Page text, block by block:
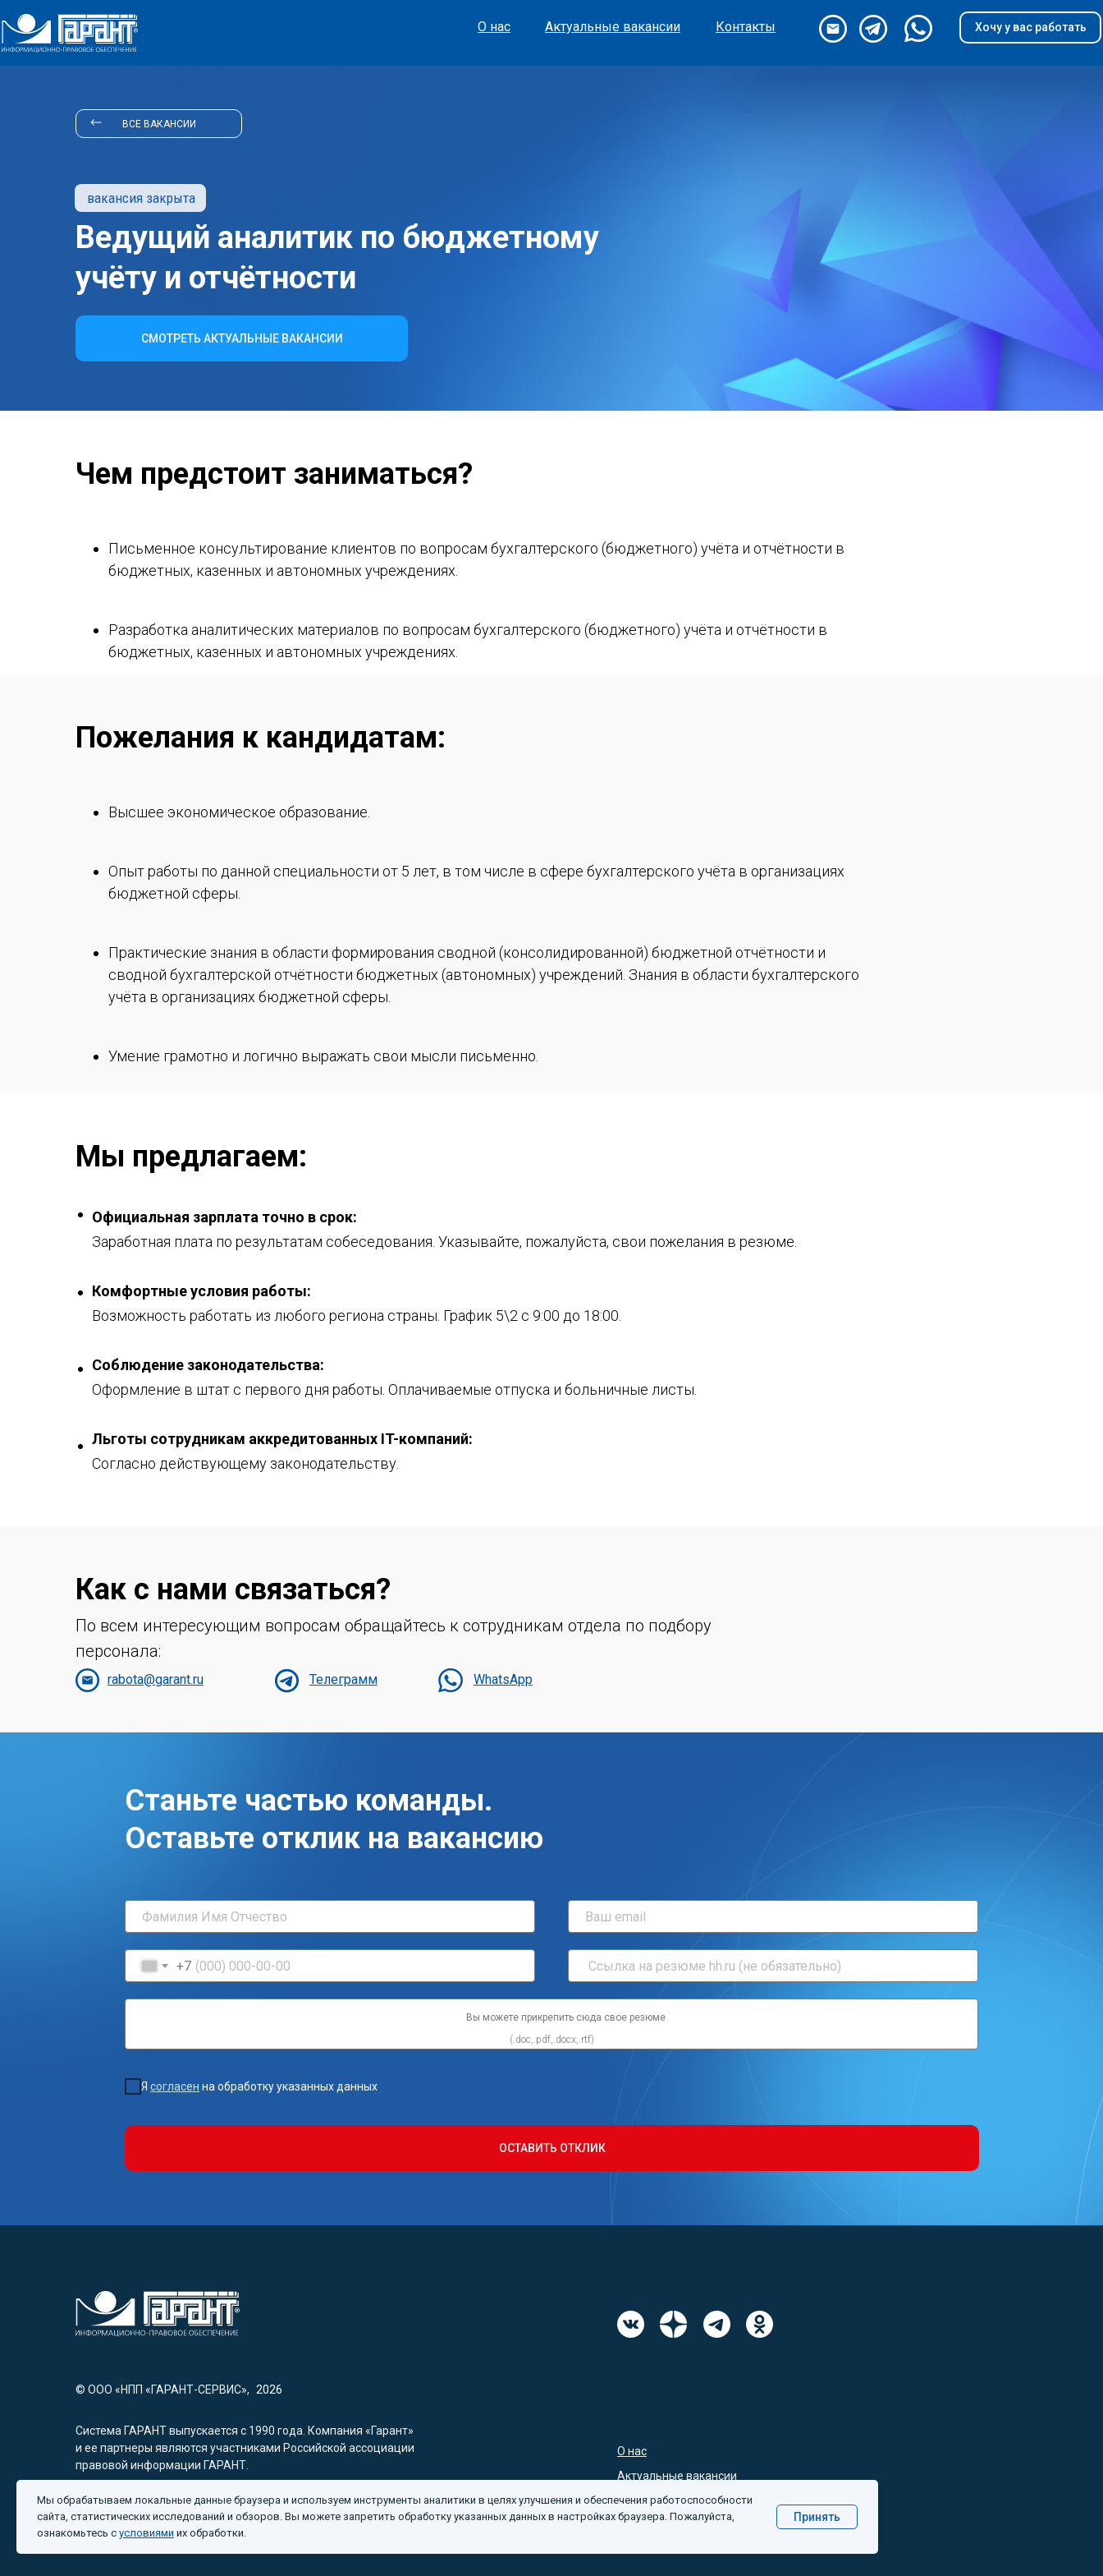
О нас Актуальные вакансии Контакты Хочу у вас работать
Ведущий аналитик по бюджетному
учёту и отчётности
ВСЕ ВАКАНСИИ
СМОТРЕТЬ АКТУАЛЬНЫЕ ВАКАНСИИ
вакансия закрыта
Чем предстоит заниматься?
Письменное консультирование клиентов по вопросам бухгалтерского (бюджетного) учёта и отчётности в
бюджетных, казенных и автономных учреждениях.
Разработка аналитических материалов по вопросам бухгалтерского (бюджетного) учёта и отчётности в
бюджетных, казенных и автономных учреждениях.
Пожелания к кандидатам:
Высшее экономическое образование.
Опыт работы по данной специальности от 5 лет, в том числе в сфере бухгалтерского учёта в организациях
бюджетной сферы.
Практические знания в области формирования сводной (консолидированной) бюджетной отчётности и
сводной бухгалтерской отчётности бюджетных (автономных) учреждений. Знания в области бухгалтерского
учёта в организациях бюджетной сферы.
Умение грамотно и логично выражать свои мысли письменно.
Мы предлагаем:
Официальная зарплата точно в срок:
Заработная плата по результатам собеседования. Указывайте, пожалуйста, свои пожелания в резюме.
Комфортные условия работы:
Возможность работать из любого региона страны. График 5\2 с 9:00 до 18:00.
Соблюдение законодательства:
Оформление в штат с первого дня работы. Оплачиваемые отпуска и больничные листы.
Льготы сотрудникам аккредитованных IT-компаний:
Согласно действующему законодательству.
Как с нами связаться?
По всем интересующим вопросам обращайтесь к сотрудникам отдела по подбору
персонала:
rabota@garant.ru Телеграмм WhatsApp
Станьте частью команды.
Оставьте отклик на вакансию
+7
Вы можете прикрепить сюда свое резюме
ОСТАВИТЬ ОТКЛИК
Я согласен на обработку указанных данных
© ООО «НПП «ГАРАНТ-СЕРВИС», 2026
Система ГАРАНТ выпускается с 1990 года. Компания «Гарант»
и ее партнеры являются участниками Российской ассоциации
правовой информации ГАРАНТ.
119234, г. Москва, ул. Ленинские горы, д. 1, стр. 77 Политика обработки персональных данных
О нас
Актуальные вакансии
Мы обрабатываем локальные данные браузера и используем инструменты аналитики в целях улучшения и обеспечения работоспособности
сайта, статистических исследований и обзоров. Вы можете запретить обработку указанных данных в настройках браузера. Пожалуйста,
ознакомьтесь с условиями их обработки.
Принять